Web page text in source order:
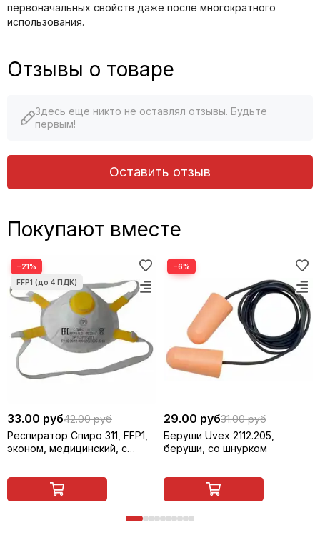
первоначальных свойств даже после многократного
использования.
Отзывы о товаре
Здесь еще никто не оставлял отзывы. Будьте
первым!
Оставить отзыв
Покупают вместе
−21%
33.00 руб42.00 руб
Респиратор Спиро 311, FFP1,
эконом, медицинский, с
−6%
29.00 руб31.00 руб
Беруши Uvex 2112.205,
беруши, со шнурком